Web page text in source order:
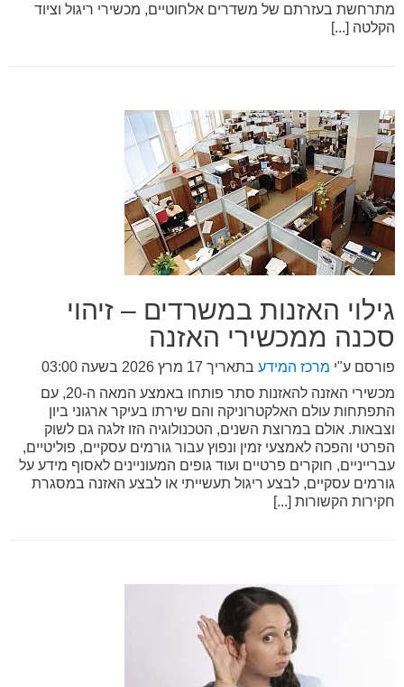
מתרחשת בעזרתם של משדרים אלחוטיים, מכשירי ריגול וציוד
הקלטה [...]
גילוי האזנות במשרדים – זיהוי
סכנה ממכשירי האזנה
פורסם ע"י מרכז המידע בתאריך 17 מרץ 2026 בשעה 03:00
מכשירי האזנה להאזנות סתר פותחו באמצע המאה ה-20, עם
התפתחות עולם האלקטרוניקה והם שירתו בעיקר ארגוני ביון
וצבאות. אולם במרוצת השנים, הטכנולוגיה הזו זלגה גם לשוק
הפרטי והפכה לאמצעי זמין ונפוץ עבור גורמים עסקיים, פוליטיים,
עברייניים, חוקרים פרטיים ועוד גופים המעוניינים לאסוף מידע על
גורמים עסקיים, לבצע ריגול תעשייתי או לבצע האזנה במסגרת
חקירות הקשורות [...]